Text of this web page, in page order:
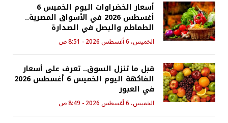
أسعار الخضراوات اليوم الخميس 6
أغسطس 2026 في الأسواق المصرية..
الطماطم والبصل في الصدارة
الخميس، 6 أغسطس 2026 - 8:51 ص
قبل ما تنزل السوق.. تعرف على أسعار
الفاكهة اليوم الخميس 6 أغسطس 2026
في العبور
الخميس، 6 أغسطس 2026 - 8:49 ص